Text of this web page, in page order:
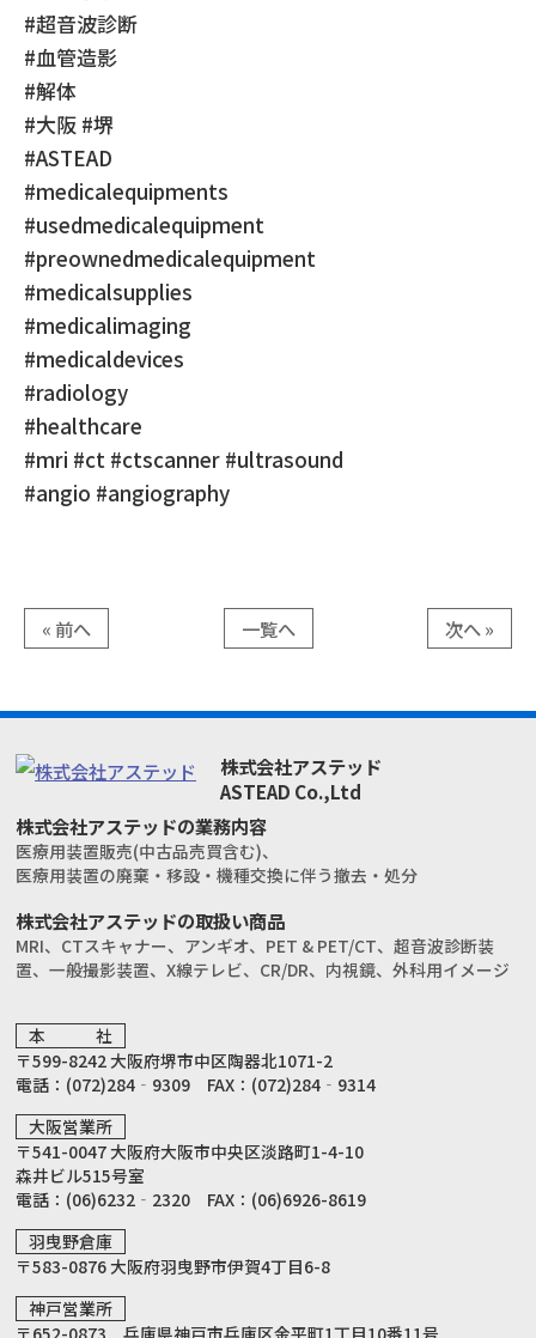
#超音波診断
#血管造影
#解体
#大阪 #堺
#ASTEAD
#medicalequipments
#usedmedicalequipment
#preownedmedicalequipment
#medicalsupplies
#medicalimaging
#medicaldevices
#radiology
#healthcare
#mri #ct #ctscanner #ultrasound
#angio #angiography
« 前へ 一覧へ 次へ »
株式会社アステッド
ASTEAD Co.,Ltd
株式会社アステッドの業務内容
医療用装置販売(中古品売買含む)、
医療用装置の廃棄・移設・機種交換に伴う撤去・処分
株式会社アステッドの取扱い商品
MRI、CTスキャナー、アンギオ、PET & PET/CT、 超音波診断装
置、一般撮影装置、X線テレビ、CR/DR、 内視鏡、外科用イメージ
本 社
〒599-8242 大阪府堺市中区陶器北1071-2
電話：(072)284‐9309 FAX：(072)284‐9314
大阪営業所
〒541-0047 大阪府大阪市中央区淡路町1-4-10
森井ビル515号室
電話：(06)6232‐2320 FAX：(06)6926-8619
羽曳野倉庫
〒583-0876 大阪府羽曳野市伊賀4丁目6-8
神戸営業所
〒652-0873 兵庫県神戸市兵庫区金平町1丁目10番11号